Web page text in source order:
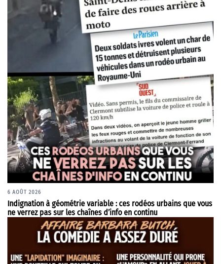
6 AOÛT 2026
Indignation à géométrie variable : ces rodéos urbains que vous
ne verrez pas sur les chaînes d’info en continu